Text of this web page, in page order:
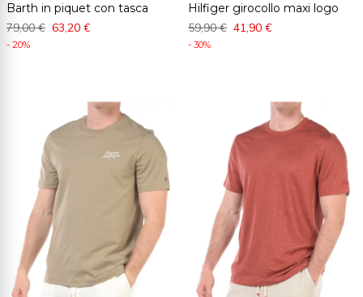
Barth in piquet con tasca
79,00 € 63,20 €
- 20%
Hilfiger girocollo maxi logo
59,90 € 41,90 €
- 30%